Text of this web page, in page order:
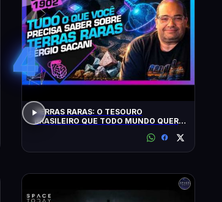
4
TERRAS RARAS: O TESOURO
BRASILEIRO QUE TODO MUNDO QUER: